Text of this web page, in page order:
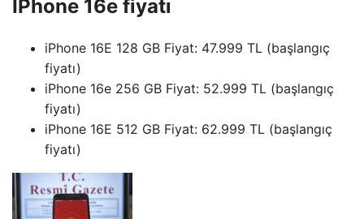
İPhone 16e fiyatı
iPhone 16E 128 GB Fiyat: 47.999 TL (başlangıç ​​
fiyatı)
iPhone 16e 256 GB Fiyat: 52.999 TL (başlangıç ​​
fiyatı)
iPhone 16E 512 GB Fiyat: 62.999 TL (başlangıç ​​
fiyatı)